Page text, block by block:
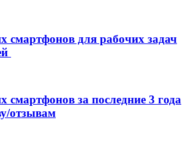
смартфонов для рабочих задач
смартфонов за последние 3 года
отзывам